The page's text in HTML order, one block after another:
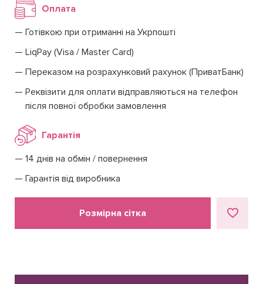
Оплата
Готівкою при отриманні на Укрпошті
LiqPay (Visa / Master Card)
Переказом на розрахунковий рахунок (ПриватБанк)
Реквізити для оплати відправляються на телефон
після повної обробки замовлення
Гарантія
14 днів на обмін / повернення
Гарантія від виробника
Розмірна сітка